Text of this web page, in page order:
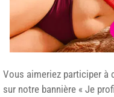
Vous aimeriez participer à
sur notre bannière « Je